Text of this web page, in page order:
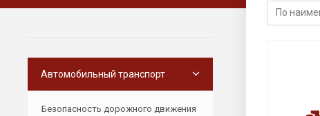
Автомобильный транспорт
Безопасность дорожного движения